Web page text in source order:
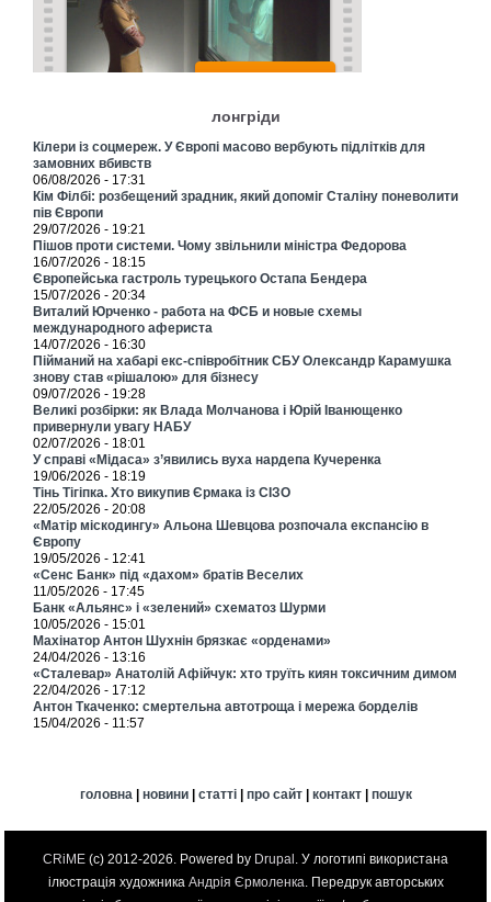
лонгріди
Кілери із соцмереж. У Європі масово вербують підлітків для
замовних вбивств
06/08/2026 - 17:31
Кім Філбі: розбещений зрадник, який допоміг Сталіну поневолити
пів Європи
29/07/2026 - 19:21
Пішов проти системи. Чому звільнили міністра Федорова
16/07/2026 - 18:15
Європейська гастроль турецького Остапа Бендера
15/07/2026 - 20:34
Виталий Юрченко - работа на ФСБ и новые схемы
международного афериста
14/07/2026 - 16:30
Пійманий на хабарі екс-співробітник СБУ Олександр Карамушка
знову став «рішалою» для бізнесу
09/07/2026 - 19:28
Великі розбірки: як Влада Молчанова і Юрій Іванющенко
привернули увагу НАБУ
02/07/2026 - 18:01
У справі «Мідаса» з’явились вуха нардепа Кучеренка
19/06/2026 - 18:19
Тінь Тігіпка. Хто викупив Єрмака із СІЗО
22/05/2026 - 20:08
«Матір міскодингу» Альона Шевцова розпочала експансію в
Європу
19/05/2026 - 12:41
«Сенс Банк» під «дахом» братів Веселих
11/05/2026 - 17:45
Банк «Альянс» і «зелений» схематоз Шурми
10/05/2026 - 15:01
Махінатор Антон Шухнін брязкає «орденами»
24/04/2026 - 13:16
«Сталевар» Анатолій Афійчук: хто труїть киян токсичним димом
22/04/2026 - 17:12
Антон Ткаченко: смертельна автотроща і мережа борделів
15/04/2026 - 11:57
головна | новини| статті| про сайт| контакт| пошук
CRiME (c) 2012-2026. Powered by Drupal . У логотипі використана
ілюстрація художника Андрія Єрмоленка . Передрук авторських